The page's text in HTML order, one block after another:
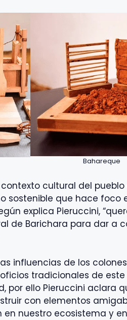
Bahareque
cultural del pueblo
sostenible que hace foco
explica Pieruccini,
de Barichara para dar a
influencias de los colones
tradicionales de este
por ello Pieruccini aclara
con elementos
nuestro ecosistema y